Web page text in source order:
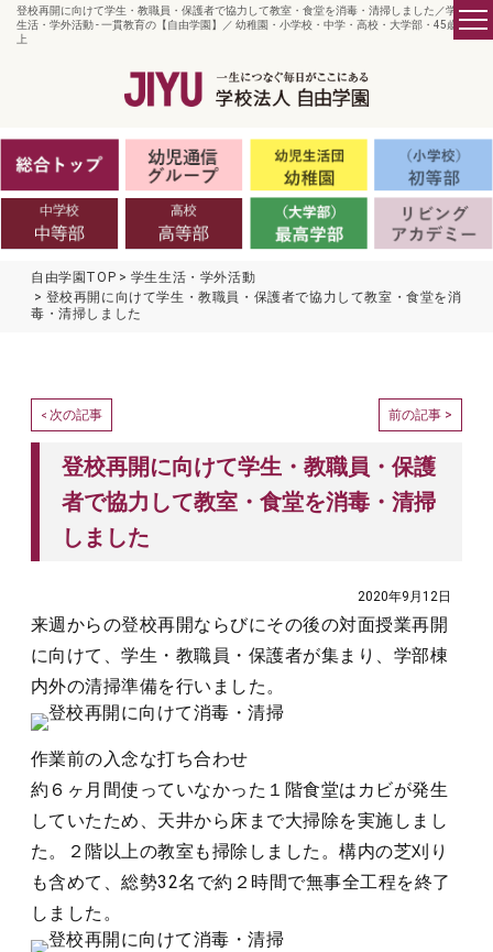
登校再開に向けて学生・教職員・保護者で協力して教室・食堂を消毒・清掃しました／学生
生活・学外活動 - 一貫教育の【自由学園】／ 幼稚園・小学校・中学・高校・大学部・45歳以
上
自由学園TOP
学生生活・学外活動
登校再開に向けて学生・教職員・保護者で協力して教室・食堂を消
毒・清掃しました
< 次の記事 前の記事 >
登校再開に向けて学生・教職員・保護
者で協力して教室・食堂を消毒・清掃
しました
2020年9月12日
来週からの登校再開ならびにその後の対面授業再開
に向けて、学生・教職員・保護者が集まり、学部棟
内外の清掃準備を行いました。
作業前の入念な打ち合わせ
約６ヶ月間使っていなかった１階食堂はカビが発生
していたため、天井から床まで大掃除を実施しまし
た。２階以上の教室も掃除しました。構内の芝刈り
も含めて、総勢32名で約２時間で無事全工程を終了
しました。